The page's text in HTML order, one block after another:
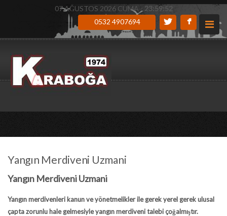
07 AĞUSTOS 2026 CUMA - 23:59:53
0532 4907694
Yangın Merdiveni Uzmani
Yangın Merdiveni Uzmani
Yangın merdivenleri kanun ve yönetmelikler ile gerek yerel gerek ulusal
çapta zorunlu hale gelmesiyle yangın merdiveni talebi çoğalmıştır.